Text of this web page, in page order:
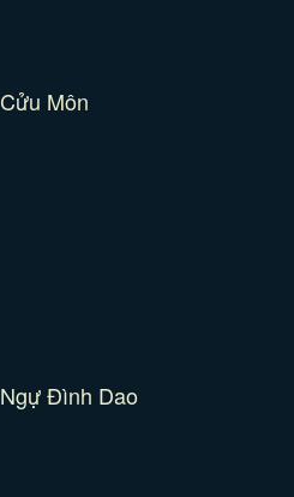
Cửu Môn
Ngự Đình Dao